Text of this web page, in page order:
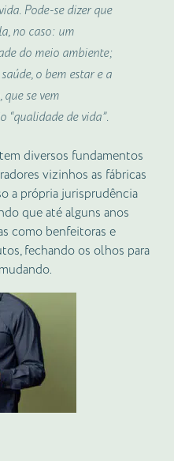
Pode-se dizer que
no caso: um
do meio ambiente;
o bem estar e a
se vem
“qualidade de vida”.
diversos fundamentos
vizinhos as fábricas
a própria jurisprudência
que até alguns anos
como benfeitoras e
fechando os olhos para